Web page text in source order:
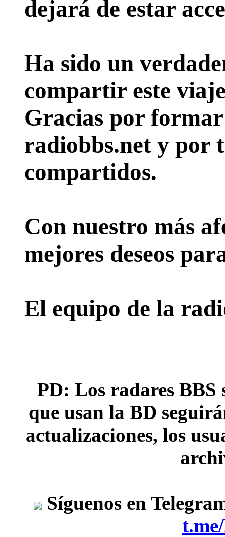
dejará de estar
Ha sido un
compartir este
Gracias por
radiobbs.net y por
compartidos.
Con nuestro más
mejores deseos
El equipo de la
PD: Los radares
que usan la BD
actualizaciones, los
Síguenos en